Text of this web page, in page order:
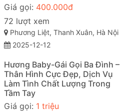
Giá gọi: 400.000đ
72 lượt xem
Phương Liệt, Thanh Xuân, Hà Nội
2025-12-12
Hương Baby-Gái Gọi Ba Đình –
Thân Hình Cực Đẹp, Dịch Vụ
Làm Tình Chất Lượng Trong
Tầm Tay
Giá gọi: 1 triệu